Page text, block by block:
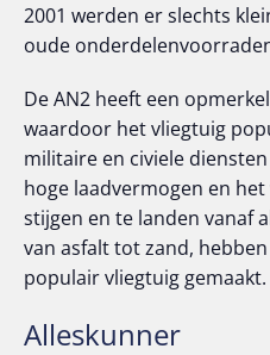
2001 werden er slechts
oude
De AN2 heeft een
waardoor het vliegtuig
militaire en civiele
hoge laadvermogen en
stijgen en te landen vanaf
van asfalt tot zand,
populair vliegtuig gemaakt.
Alleskunner